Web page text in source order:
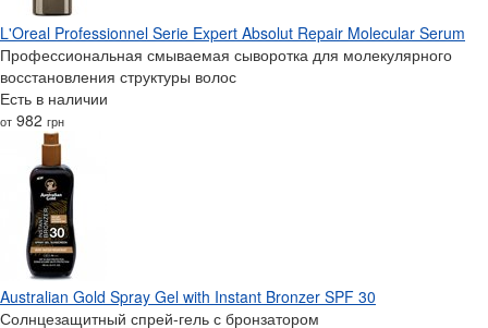
L'Oreal Professionnel Serie Expert Absolut Repair Molecular Serum
Профессиональная смываемая сыворотка для молекулярного
восстановления структуры волос
Есть в наличии
от 982 грн
Australian Gold Spray Gel with Instant Bronzer SPF 30
Солнцезащитный спрей-гель с бронзатором